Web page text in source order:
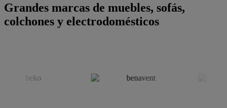
Grandes marcas de muebles, sofás,
colchones y electrodomésticos